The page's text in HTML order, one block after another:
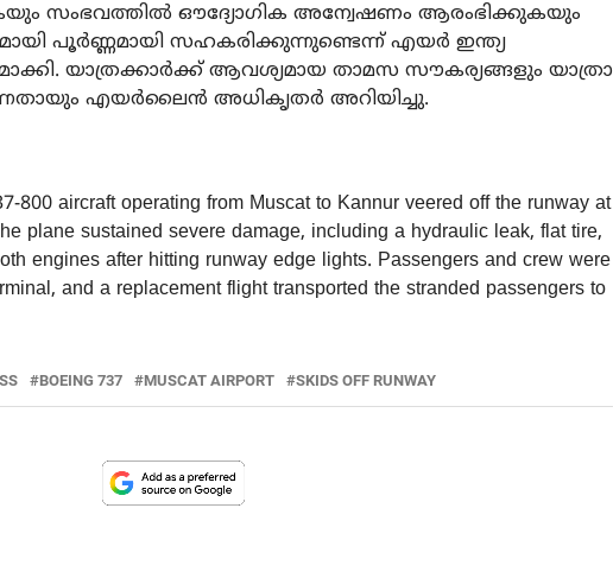
സംഭവത്തിൽ ഔദ്യോഗിക അന്വേഷണം ആരംഭിക്കുകയും
പൂർണ്ണമായി സഹകരിക്കുന്നുണ്ടെന്ന് എയർ ഇന്ത്യ
യാത്രക്കാർക്ക് ആവശ്യമായ താമസ സൗകര്യങ്ങളും യാത്രാ
എയർലൈൻ അധികൃതർ അറിയിച്ചു.
800 aircraft operating from Muscat to Kannur veered off the runway at
plane sustained severe damage, including a hydraulic leak, flat tire,
engines after hitting runway edge lights. Passengers and crew were
and a replacement flight transported the stranded passengers to
BOEING 737 MUSCAT AIRPORT SKIDS OFF RUNWAY